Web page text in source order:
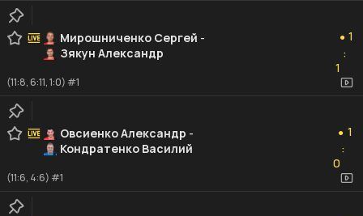
Мирошниченко Сергей -
Зякун Александр
● 1
:
1
(11:8, 6:11, 1:0) #1
Овсиенко Александр -
Кондратенко Василий
● 1
:
0
(11:6, 4:6) #1